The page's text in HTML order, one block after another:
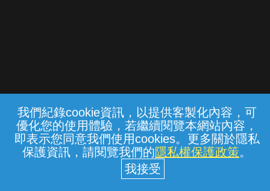
我們紀錄cookie資訊，以提供客製化內容，可
優化您的使用體驗，若繼續閱覽本網站內容，
即表示您同意我們使用cookies。更多關於隱私
保護資訊，請閱覽我們的隱私權保護政策。
常見問題 線上客服 服務條款 隱私權保護
中華電信股份有限公司個人家庭分公司
(統一編號：96979949) © 2026
{{notifyMsg}}